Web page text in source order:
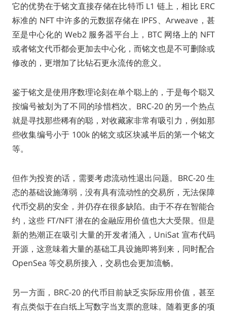
它的优势在于铭文直接存储在比特币 L1 链上，相比 ERC
标准的 NFT 中许多的元数据存储在 IPFS、Arweave，甚
至是中心化的 Web2 服务器平台上，BTC 网络上的 NFT
或者铭文代币都会更加去中心化，而铭文也是不可删除或
修改的，更增加了比钻石更永流传的意义。
鉴于铭文是使用序数理论刻在单个聪上的，于是每个聪又
按编号被划为了不同的珍惜档次。BRC-20 的另一个热点
就是寻找那些稀有的聪，对收藏家非常有吸引力，例如那
些收集编号小于 100k 的铭文或区块减半后的第一个铭文
等。
但作为投资的话，需要考虑流动性退出问题。BRC-20 生
态的基础设施薄弱，没有具有流动性的交易所，无法保障
代币交易的安全，并仍存在很多缺陷。由于不存在智能合
约，这些 FT/NFT 潜在的金融应用价值也大大受限。但是
新的热潮正在吸引大量的开发者涌入，UniSat 宣布代码
开源，这意味着大量的基础工具设施即将到来，同时配合
OpenSea 等交易所接入，交易也会更加流畅。
另一方面，BRC-20 的代币目前缺乏实际应用价值，甚至
有点类似于在白纸上写数字当支票的意味。随着更多的项